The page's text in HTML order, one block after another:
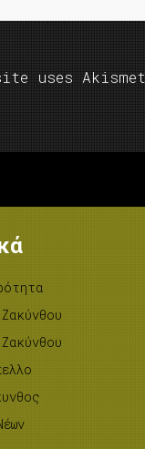
uses